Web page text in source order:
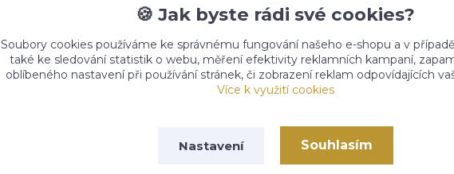
POLIKLINIKA LÍPA CENTRUM
🍪 Jak byste rádi své cookies?
Soubory cookies používáme ke správnému fungování našeho e-shopu a v
také ke sledování statistik o webu, měření efektivity reklamních kampaní,
oblíbeného nastavení při používání stránek, či zobrazení reklam odpovídajících
Více k využití cookies
Nastavení Souhlasím